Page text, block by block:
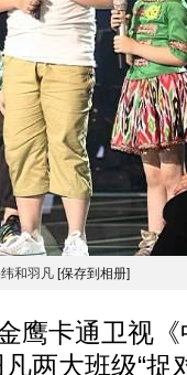
和羽凡 [保存到相册]
卡通卫视《
两大班级“捉